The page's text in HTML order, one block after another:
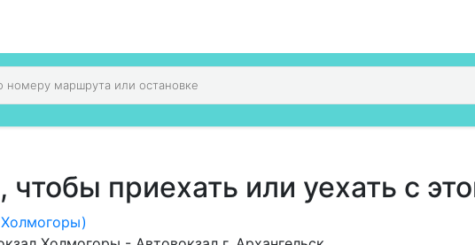
приехать или уехать с